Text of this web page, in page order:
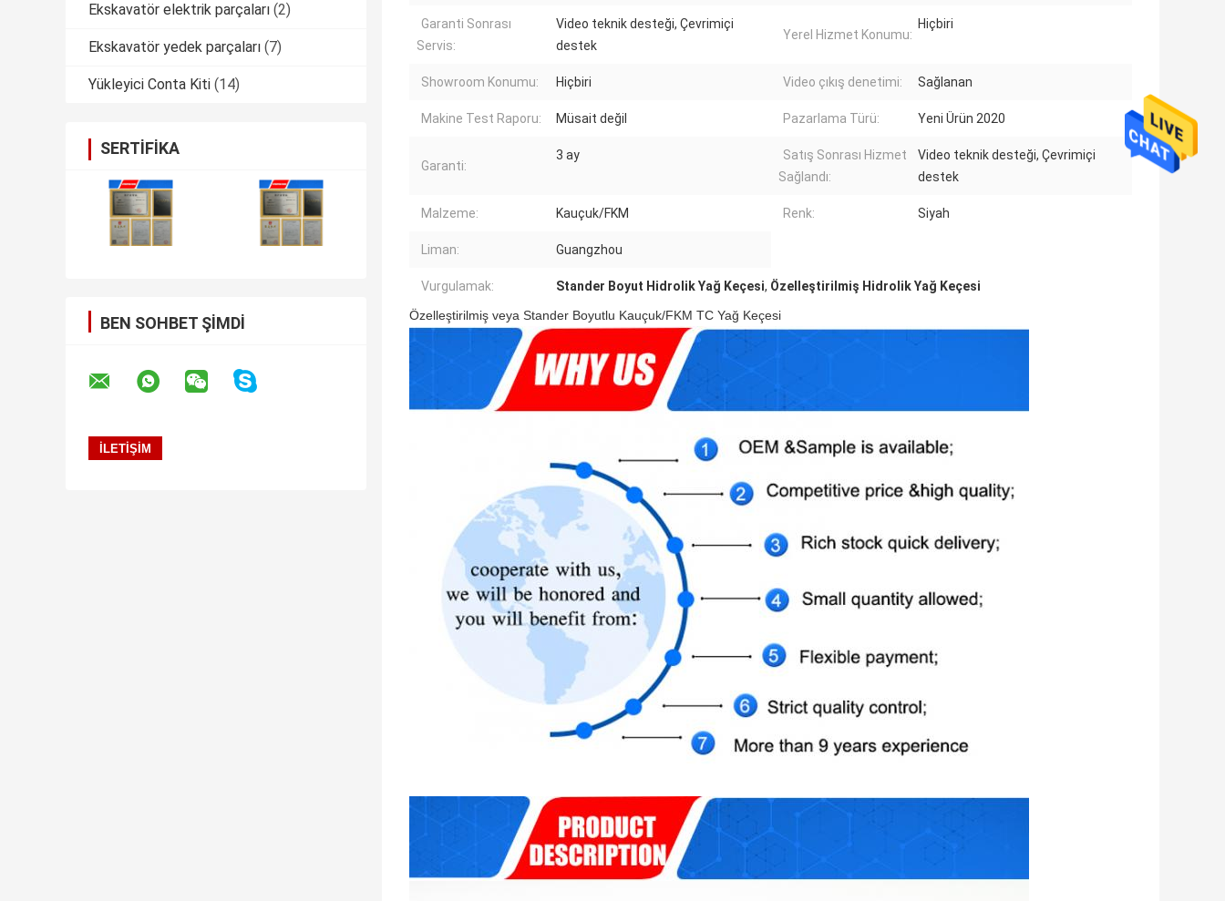
Ekskavatör elektrik parçaları (2)
Ekskavatör yedek parçaları (7)
Yükleyici Conta Kiti (14)
SERTIFIKA
BEN SOHBET ŞIMDI
Garanti Sonrası
Servis:
Video teknik desteği, Çevrimiçi
destek
Yerel Hizmet Konumu:
Hiçbiri
Showroom Konumu: Hiçbiri Video çıkış denetimi: Sağlanan
Makine Test Raporu: Müsait değil Pazarlama Türü: Yeni Ürün 2020
Garanti:
3 ay
Satış Sonrası Hizmet
Sağlandı:
Video teknik desteği, Çevrimiçi
destek
Malzeme: Kauçuk/FKM Renk: Siyah
Liman: Guangzhou
Vurgulamak: Stander Boyut Hidrolik Yağ Keçesi, Özelleştirilmiş Hidrolik Yağ Keçesi
Özelleştirilmiş veya Stander Boyutlu Kauçuk/FKM TC Yağ Keçesi